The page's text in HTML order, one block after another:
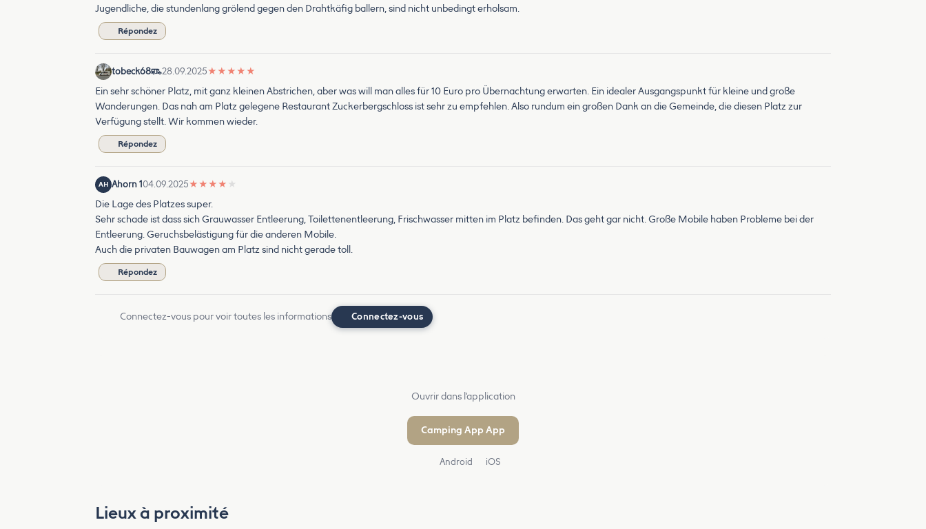
Jugendliche, die stundenlang grölend gegen den Drahtkäfig ballern, sind nicht unbedingt erholsam.
Répondez
tobeck68 28.09.2025★ ★ ★ ★ ★
Ein sehr schöner Platz, mit ganz kleinen Abstrichen, aber was will man alles für 10 Euro pro Übernachtung erwarten. Ein idealer Ausgangspunkt für kleine und große
Wanderungen. Das nah am Platz gelegene Restaurant Zuckerbergschloss ist sehr zu empfehlen. Also rundum ein großen Dank an die Gemeinde, die diesen Platz zur
Verfügung stellt. Wir kommen wieder.
Répondez
AH Ahorn 104.09.2025★ ★ ★ ★ ★
Die Lage des Platzes super.
Sehr schade ist dass sich Grauwasser Entleerung, Toilettenentleerung, Frischwasser mitten im Platz befinden. Das geht gar nicht. Große Mobile haben Probleme bei der
Entleerung. Geruchsbelästigung für die anderen Mobile.
Auch die privaten Bauwagen am Platz sind nicht gerade toll.
Répondez
Connectez-vous pour voir toutes les informations Connectez-vous
Ouvrir dans l'application
Camping App App
Android iOS
Lieux à proximité